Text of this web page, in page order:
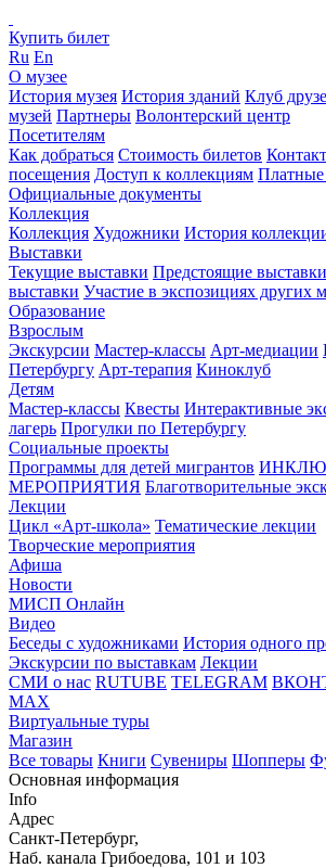
Купить билет
Ru En
О музее
История музея История зданий Клуб
музей Партнеры Волонтерский центр
Посетителям
Как добраться Стоимость билетов
посещения Доступ к коллекциям Платные
Официальные документы
Коллекция
Коллекция Художники История
Выставки
Текущие выставки Предстоящие выставки
выставки Участие в экспозициях других
Образование
Взрослым
Экскурсии Мастер-классы Арт-медиации
Петербургу Арт-терапия Киноклуб
Детям
Мастер-классы Квесты Интерактивные
лагерь Прогулки по Петербургу
Социальные проекты
Программы для детей мигрантов
МЕРОПРИЯТИЯ Благотворительные
Лекции
Цикл «Арт-школа» Тематические лекции
Творческие мероприятия
Афиша
Новости
МИСП Онлайн
Видео
Беседы с художниками История одного
Экскурсии по выставкам Лекции
СМИ о нас RUTUBE TELEGRAM
MAX
Виртуальные туры
Магазин
Все товары Книги Сувениры Шопперы
Основная информация
Info
Адрес
Санкт-Петербург,
Наб. канала Грибоедова, 101 и 103